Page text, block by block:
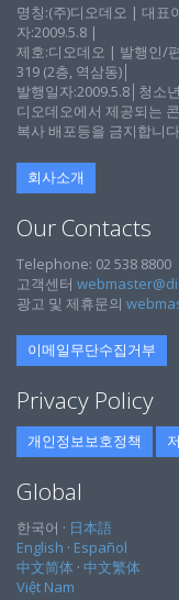
명칭:(주)디오데오 | 대표
자:2009.5.8 |
제호:디오데오 | 발행인/
319 (2층, 역삼동)│
발행일자:2009.5.8│청소
디오데오에서 제공되는
복사 배포등을 금지합니
회사소개
Our Contacts
Telephone: 02 538 8800
고객센터
광고 및 제휴문의
이메일무단수집거부
Privacy Policy
개인정보보호정책
Global
한국어 · 日本語
English · Español
中文简体 · 中文繁体
Việt Nam